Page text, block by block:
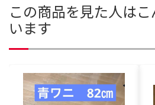
この商品を見た人は
います